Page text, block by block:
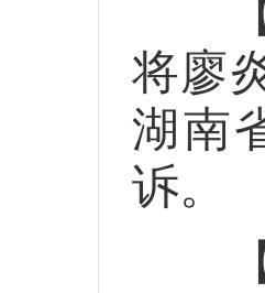
【
将廖
湖南
诉。
【